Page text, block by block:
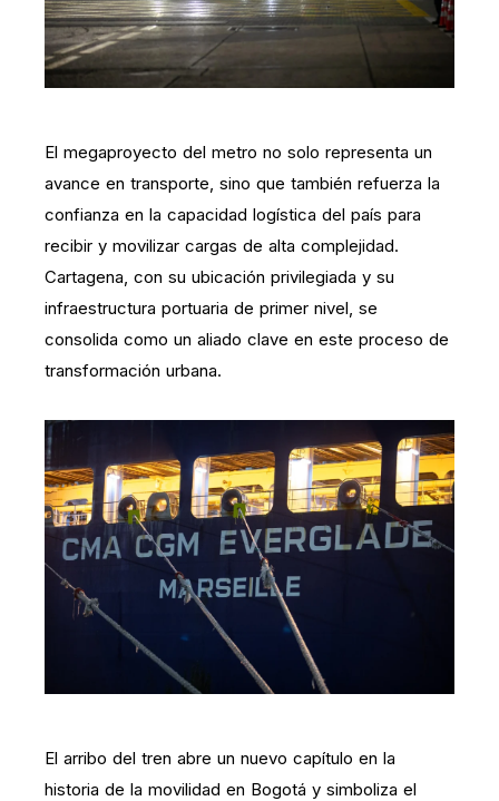
El megaproyecto del metro no solo representa un
avance en transporte, sino que también refuerza la
confianza en la capacidad logística del país para
recibir y movilizar cargas de alta complejidad.
Cartagena, con su ubicación privilegiada y su
infraestructura portuaria de primer nivel, se
consolida como un aliado clave en este proceso de
transformación urbana.
El arribo del tren abre un nuevo capítulo en la
historia de la movilidad en Bogotá y simboliza el